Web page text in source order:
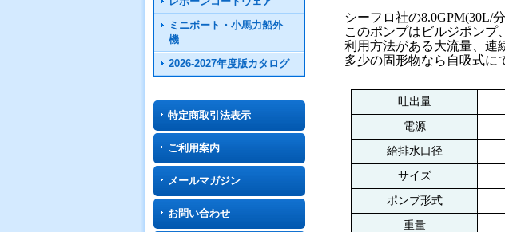
ミニボート・小馬力船外
機
2026-2027年度版カタログ
特定商取引法表示
ご利用案内
メールマガジン
お問い合わせ
シーフロ社の8.0GPM(30L/
このポンプはビルジポンプ
利用方法がある大流量、連
多少の固形物なら自吸式に
吐出量
電源
給排水口径
サイズ
ポンプ形式
重量